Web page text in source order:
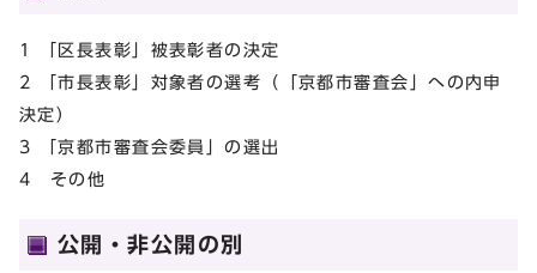
1 「区長表彰」被表彰者の決定
2 「市長表彰」対象者の選考（「京都市審査会」への内申
決定）
3 「京都市審査会委員」の選出
4 その他
公開・非公開の別